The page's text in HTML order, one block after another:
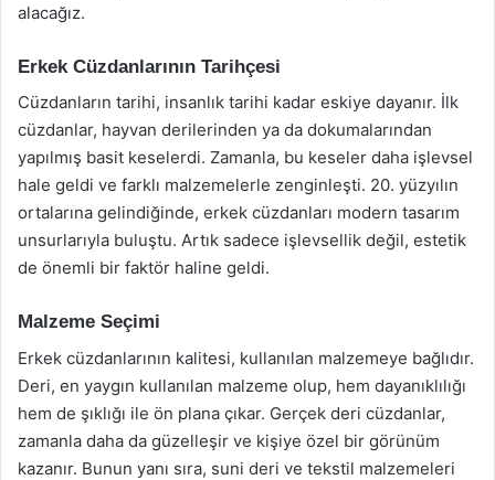
alacağız.
Erkek Cüzdanlarının Tarihçesi
Cüzdanların tarihi, insanlık tarihi kadar eskiye dayanır. İlk
cüzdanlar, hayvan derilerinden ya da dokumalarından
yapılmış basit keselerdi. Zamanla, bu keseler daha işlevsel
hale geldi ve farklı malzemelerle zenginleşti. 20. yüzyılın
ortalarına gelindiğinde, erkek cüzdanları modern tasarım
unsurlarıyla buluştu. Artık sadece işlevsellik değil, estetik
de önemli bir faktör haline geldi.
Malzeme Seçimi
Erkek cüzdanlarının kalitesi, kullanılan malzemeye bağlıdır.
Deri, en yaygın kullanılan malzeme olup, hem dayanıklılığı
hem de şıklığı ile ön plana çıkar. Gerçek deri cüzdanlar,
zamanla daha da güzelleşir ve kişiye özel bir görünüm
kazanır. Bunun yanı sıra, suni deri ve tekstil malzemeleri